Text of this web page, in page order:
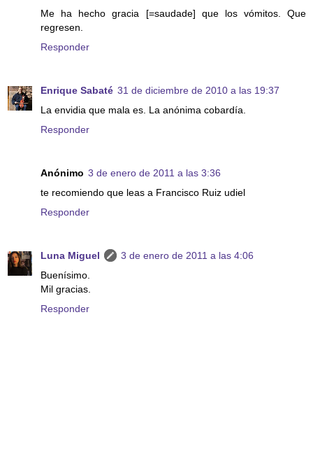
Me ha hecho gracia [=saudade] que los vómitos. Que
regresen.
Responder
Enrique Sabaté 31 de diciembre de 2010 a las 19:37
La envidia que mala es. La anónima cobardía.
Responder
Anónimo 3 de enero de 2011 a las 3:36
te recomiendo que leas a Francisco Ruiz udiel
Responder
Luna Miguel
3 de enero de 2011 a las 4:06
Buenísimo.
Mil gracias.
Responder